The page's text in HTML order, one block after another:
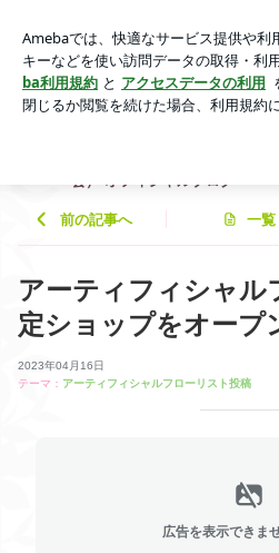
（東京足立） | JAFA（日本アーテ
会） オフィシャルブログ
アプリをダウンロードして ブログの
ょう。
会） オフィシャルブログ
前の記事へ 一覧
アーティフィシャル
定ショップをオープ
2023年04月16日
テーマ： アーティフィシャルフローリスト投稿
広告を表示できま